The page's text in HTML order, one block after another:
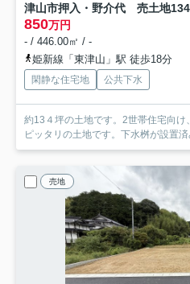
津山市押入・野介代 売土地
850万円
- / 446.00㎡ / -
姫新線「東津山」駅 徒歩18分
閑静な住宅地 公共下水
約13４坪の土地です。2世帯住宅向
ピッタリの土地です。下水桝が設置済
売地